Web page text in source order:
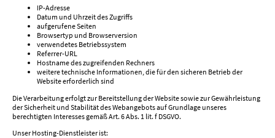
IP-Adresse
Datum und Uhrzeit des Zugriffs
aufgerufene Seiten
Browsertyp und Browserversion
verwendetes Betriebssystem
Referrer-URL
Hostname des zugreifenden Rechners
weitere technische Informationen, die für den sicheren Betrieb der
Website erforderlich sind
Die Verarbeitung erfolgt zur Bereitstellung der Website sowie zur Gewährleistung
der Sicherheit und Stabilität des Webangebots auf Grundlage unseres
berechtigten Interesses gemäß Art. 6 Abs. 1 lit. f DSGVO.
Unser Hosting-Dienstleister ist: